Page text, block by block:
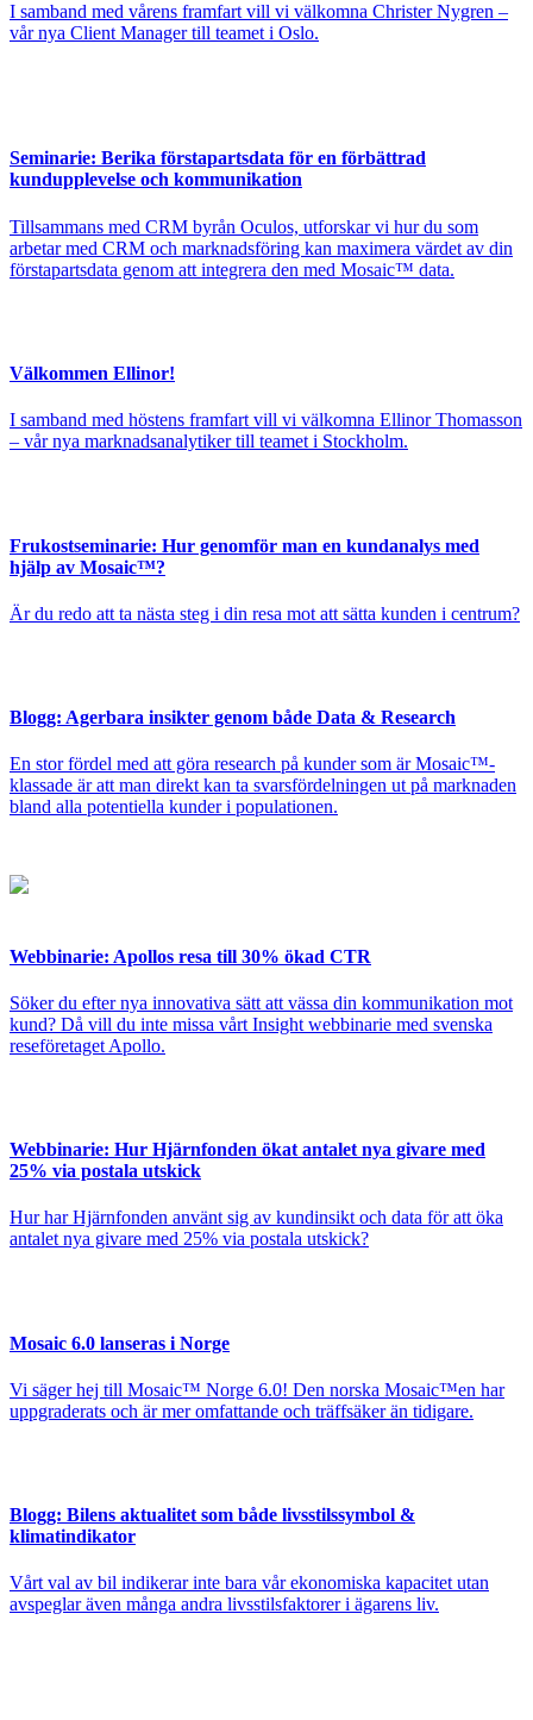
I samband med vårens framfart vill vi välkomna Christer Nygren –
vår nya Client Manager till teamet i Oslo.
Seminarie: Berika förstapartsdata för en förbättrad
kundupplevelse och kommunikation
Tillsammans med CRM byrån Oculos, utforskar vi hur du som
arbetar med CRM och marknadsföring kan maximera värdet av din
förstapartsdata genom att integrera den med Mosaic™ data.
Välkommen Ellinor!
I samband med höstens framfart vill vi välkomna Ellinor Thomasson
– vår nya marknadsanalytiker till teamet i Stockholm.
Frukostseminarie: Hur genomför man en kundanalys med
hjälp av Mosaic™?
Är du redo att ta nästa steg i din resa mot att sätta kunden i centrum?
Blogg: Agerbara insikter genom både Data & Research
En stor fördel med att göra research på kunder som är Mosaic™-
klassade är att man direkt kan ta svarsfördelningen ut på marknaden
bland alla potentiella kunder i populationen.
Webbinarie: Apollos resa till 30% ökad CTR
Söker du efter nya innovativa sätt att vässa din kommunikation mot
kund? Då vill du inte missa vårt Insight webbinarie med svenska
reseföretaget Apollo.
Webbinarie: Hur Hjärnfonden ökat antalet nya givare med
25% via postala utskick
Hur har Hjärnfonden använt sig av kundinsikt och data för att öka
antalet nya givare med 25% via postala utskick?
Mosaic 6.0 lanseras i Norge
Vi säger hej till Mosaic™ Norge 6.0! Den norska Mosaic™en har
uppgraderats och är mer omfattande och träffsäker än tidigare.
Blogg: Bilens aktualitet som både livsstilssymbol &
klimatindikator
Vårt val av bil indikerar inte bara vår ekonomiska kapacitet utan
avspeglar även många andra livsstilsfaktorer i ägarens liv.